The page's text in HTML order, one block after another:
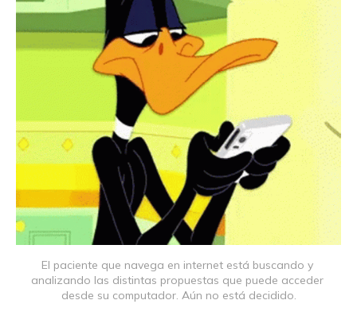
El paciente que navega en internet está buscando y
analizando las distintas propuestas que puede acceder
desde su computador. Aún no está decidido.